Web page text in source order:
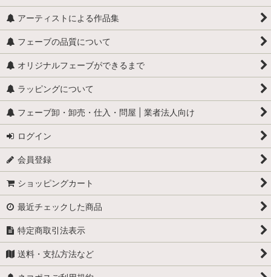
アーティストによる作品集
フェーブの品質について
オリジナルフェーブができるまで
ラッピングについて
フェーブ卸・卸売・仕入・問屋 | 業者法人向け
ログイン
会員登録
ショッピングカート
最近チェックした商品
特定商取引法表示
送料・支払方法など